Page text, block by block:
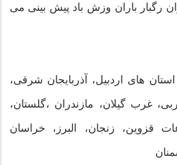
رگبار باران وزش باد پیش بینی می
های اردبیل، آذربایجان شرقی،
غرب گیلان، مازندران ،گلستان،
قزوین، زنجان، البرز، خراسان